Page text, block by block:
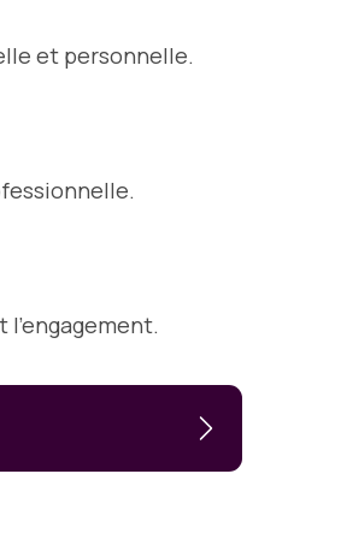
et personnelle.